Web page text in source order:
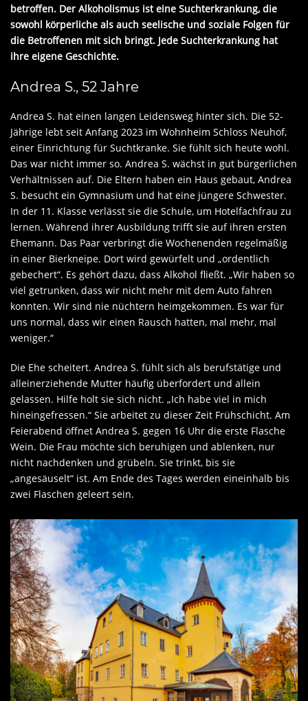
betroffen. Der Alkoholismus ist eine Suchterkrankung, die
sowohl körperliche als auch seelische und soziale Folgen für
die Betroffenen mit sich bringt. Jede Suchterkrankung hat
ihre eigene Geschichte.
Andrea S., 52 Jahre
Andrea S. hat einen langen Leidensweg hinter sich. Die 52-
Jährige lebt seit Anfang 2023 im Wohnheim Schloss Neuhof,
einer Einrichtung für Suchtkranke. Sie fühlt sich heute wohl.
Das war nicht immer so. Andrea S. wächst in gut bürgerlichen
Verhältnissen auf. Die Eltern haben ein Haus gebaut, Andrea
S. besucht ein Gymnasium und hat eine jüngere Schwester.
In der 11. Klasse verlässt sie die Schule, um Hotelfachfrau zu
lernen. Während ihrer Ausbildung trifft sie auf ihren ersten
Ehemann. Das Paar verbringt die Wochenenden regelmäßig
in einer Bierkneipe. Dort wird gewürfelt und „ordentlich
gebechert“. Es gehört dazu, dass Alkohol fließt. „Wir haben so
viel getrunken, dass wir nicht mehr mit dem Auto fahren
konnten. Wir sind nie nüchtern heimgekommen. Es war für
uns normal, dass wir einen Rausch hatten, mal mehr, mal
weniger.“
Die Ehe scheitert. Andrea S. fühlt sich als berufstätige und
alleinerziehende Mutter häufig überfordert und allein
gelassen. Hilfe holt sie sich nicht. „Ich habe viel in mich
hineingefressen.“ Sie arbeitet zu dieser Zeit Frühschicht. Am
Feierabend öffnet Andrea S. gegen 16 Uhr die erste Flasche
Wein. Die Frau möchte sich beruhigen und ablenken, nur
nicht nachdenken und grübeln. Sie trinkt, bis sie
„angesäuselt“ ist. Am Ende des Tages werden eineinhalb bis
zwei Flaschen geleert sein.